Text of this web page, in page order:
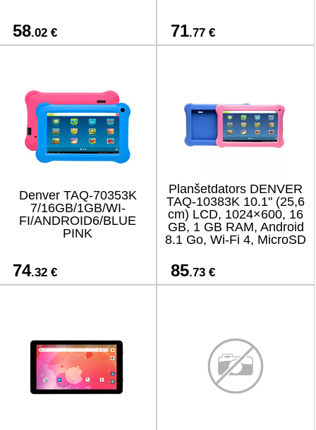
58.02 € 71.77 €
Denver TAQ-70353K
7/16GB/1GB/WI-
FI/ANDROID6/BLUE
PINK
74.32 €
Planšetdators DENVER
TAQ-10383K 10.1" (25,6
cm) LCD, 1024×600, 16
GB, 1 GB RAM, Android
8.1 Go, Wi‑Fi 4, MicroSD
85.73 €